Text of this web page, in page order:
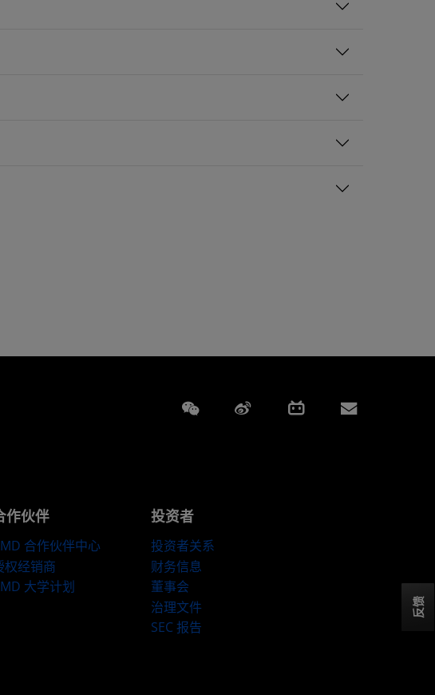
反馈
Weixin Weibo Bilibili
作伙伴
合作伙伴中心
权经销商
大学计划
投资者
投资者关系
财务信息
董事会
治理文件
SEC 报告